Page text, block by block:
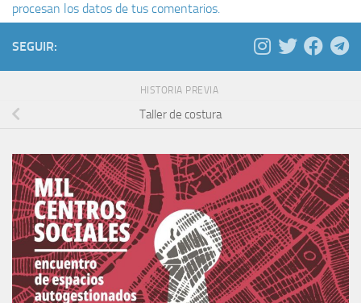
procesan los datos de tus comentarios.
SEGUIR:
HISTORIA PREVIA
Taller de costura